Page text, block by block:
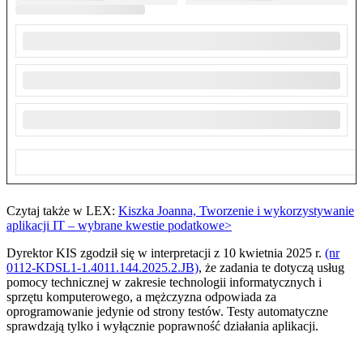
Czytaj także w LEX: Kiszka Joanna, Tworzenie i wykorzystywanie
aplikacji IT – wybrane kwestie podatkowe>
Dyrektor KIS zgodził się w interpretacji z 10 kwietnia 2025 r. (nr
0112-KDSL1-1.4011.144.2025.2.JB), że zadania te dotyczą usług
pomocy technicznej w zakresie technologii informatycznych i
sprzętu komputerowego, a mężczyzna odpowiada za
oprogramowanie jedynie od strony testów. Testy automatyczne
sprawdzają tylko i wyłącznie poprawność działania aplikacji.